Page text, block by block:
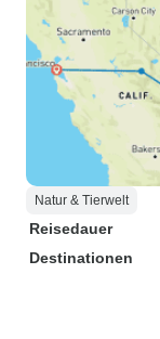
Natur & Tierwelt
Reisedauer
Destinationen